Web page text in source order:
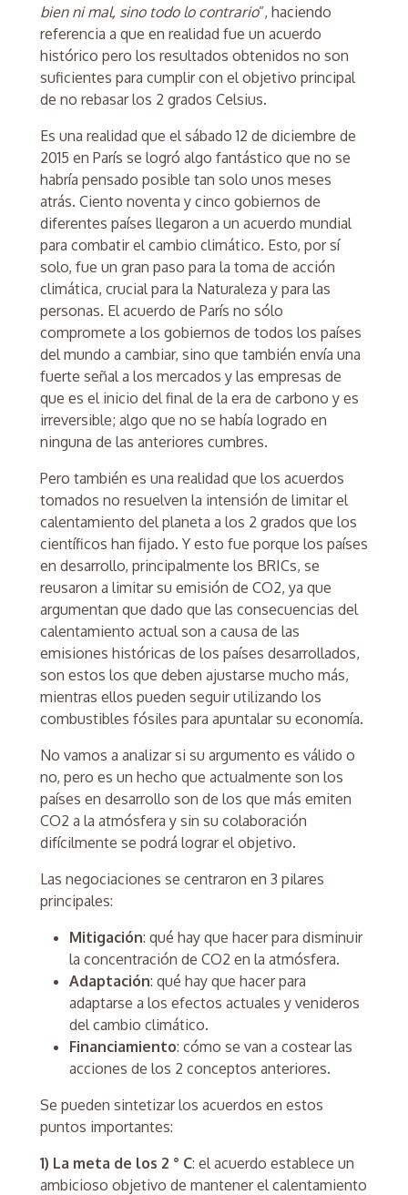
bien ni mal, sino todo lo contrario”, haciendo
referencia a que en realidad fue un acuerdo
histórico pero los resultados obtenidos no son
suficientes para cumplir con el objetivo principal
de no rebasar los 2 grados Celsius.
Es una realidad que el sábado 12 de diciembre de
2015 en París se logró algo fantástico que no se
habría pensado posible tan solo unos meses
atrás. Ciento noventa y cinco gobiernos de
diferentes países llegaron a un acuerdo mundial
para combatir el cambio climático. Esto, por sí
solo, fue un gran paso para la toma de acción
climática, crucial para la Naturaleza y para las
personas. El acuerdo de París no sólo
compromete a los gobiernos de todos los países
del mundo a cambiar, sino que también envía una
fuerte señal a los mercados y las empresas de
que es el inicio del final de la era de carbono y es
irreversible; algo que no se había logrado en
ninguna de las anteriores cumbres.
Pero también es una realidad que los acuerdos
tomados no resuelven la intensión de limitar el
calentamiento del planeta a los 2 grados que los
científicos han fijado. Y esto fue porque los países
en desarrollo, principalmente los BRICs, se
reusaron a limitar su emisión de CO2, ya que
argumentan que dado que las consecuencias del
calentamiento actual son a causa de las
emisiones históricas de los países desarrollados,
son estos los que deben ajustarse mucho más,
mientras ellos pueden seguir utilizando los
combustibles fósiles para apuntalar su economía.
No vamos a analizar si su argumento es válido o
no, pero es un hecho que actualmente son los
países en desarrollo son de los que más emiten
CO2 a la atmósfera y sin su colaboración
difícilmente se podrá lograr el objetivo.
Las negociaciones se centraron en 3 pilares
principales:
Mitigación: qué hay que hacer para disminuir
la concentración de CO2 en la atmósfera.
Adaptación: qué hay que hacer para
adaptarse a los efectos actuales y venideros
del cambio climático.
Financiamiento: cómo se van a costear las
acciones de los 2 conceptos anteriores.
Se pueden sintetizar los acuerdos en estos
puntos importantes:
1) La meta de los 2 ° C: el acuerdo establece un
ambicioso objetivo de mantener el calentamiento